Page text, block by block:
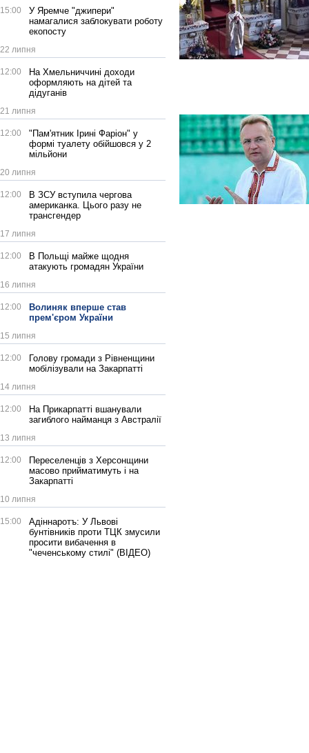
15:00
У Яремче "джипери"
намагалися заблокувати роботу
екопосту
22 липня
12:00
На Хмельниччині доходи
оформляють на дітей та
дідуганів
21 липня
12:00
"Пам'ятник Ірині Фаріон" у
формі туалету обійшовся у 2
мільйони
20 липня
12:00
В ЗСУ вступила чергова
американка. Цього разу не
трансгендер
17 липня
12:00
В Польщі майже щодня
атакують громадян України
16 липня
12:00
Волиняк вперше став
прем'єром України
15 липня
12:00
Голову громади з Рівненщини
мобілізували на Закарпатті
14 липня
12:00
На Прикарпатті вшанували
загиблого найманця з Австралії
13 липня
12:00
Переселенців з Херсонщини
масово прийматимуть і на
Закарпатті
10 липня
15:00
Адіннаротъ: У Львові
бунтівників проти ТЦК змусили
просити вибачення в
"чеченському стилі" (ВІДЕО)